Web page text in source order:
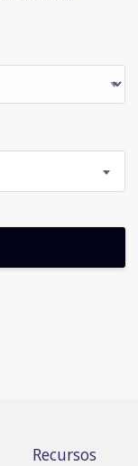
Recursos